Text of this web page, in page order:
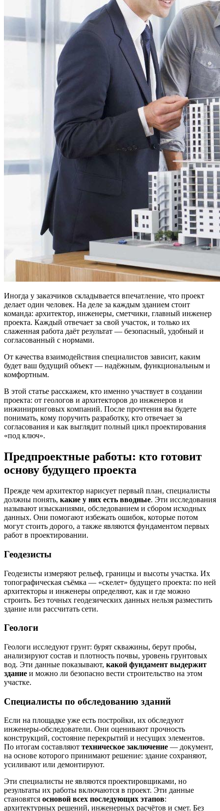
Иногда у заказчиков складывается впечатление, что проект
делает один человек. На деле за каждым зданием стоит
команда: архитектор, инженеры, сметчики, главный инженер
проекта. Каждый отвечает за свой участок, и только их
слаженная работа даёт результат — безопасный, удобный и
согласованный с нормами.
От качества взаимодействия специалистов зависит, каким
будет ваш будущий объект — надёжным, функциональным и
комфортным.
В этой статье расскажем, кто именно участвует в создании
проекта: от геологов и архитекторов до инженеров и
инжиниринговых компаний. После прочтения вы будете
понимать, кому поручить разработку, кто отвечает за
согласования и как выглядит полный цикл проектирования
«под ключ».
Предпроектные работы: кто готовит
основу будущего проекта
Прежде чем архитектор нарисует первый план, специалисты
должны понять, какие у них есть вводные. Эти исследования
называют изысканиями, обследованием и сбором исходных
данных. Они помогают избежать ошибок, которые потом
могут стоить дорого, а также являются фундаментом первых
работ в проектировании.
Геодезисты
Геодезисты измеряют рельеф, границы и высоты участка. Их
топографическая съёмка — «скелет» будущего проекта: по ней
архитекторы и инженеры определяют, как и где можно
строить. Без точных геодезических данных нельзя разместить
здание или рассчитать сети.
Геологи
Геологи исследуют грунт: бурят скважины, берут пробы,
анализируют состав и плотность почвы, уровень грунтовых
вод. Эти данные показывают, какой фундамент выдержит
здание и можно ли безопасно вести строительство на этом
участке.
Специалисты по обследованию зданий
Если на площадке уже есть постройки, их обследуют
инженеры-обследователи. Они оценивают прочность
конструкций, состояние перекрытий и несущих элементов.
По итогам составляют техническое заключение — документ,
на основе которого принимают решение: здание сохраняют,
усиливают или демонтируют.
Эти специалисты не являются проектировщиками, но
результаты их работы включаются в проект. Эти данные
становятся основой всех последующих этапов:
архитектурных решений, инженерных расчётов и смет. Без